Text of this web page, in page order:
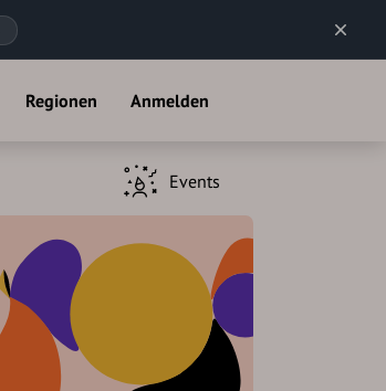
Regionen Anmelden
Events